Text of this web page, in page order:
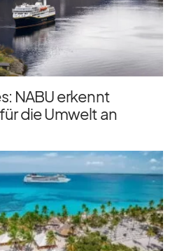
NABU erkennt
die Umwelt an